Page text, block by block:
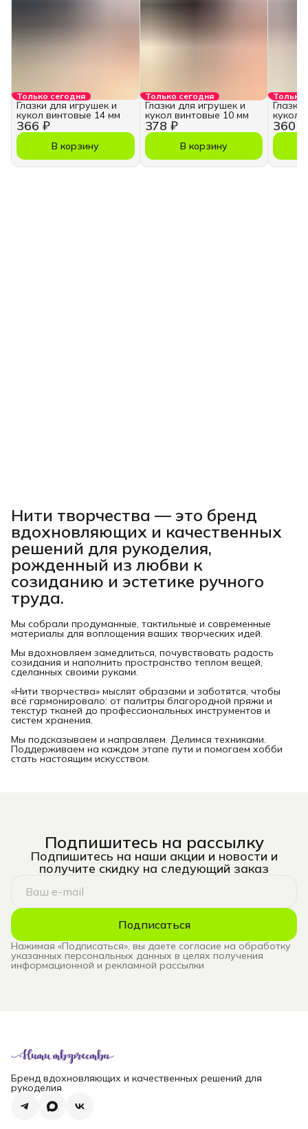
Только сегодня
366 ₽
Глазки для игрушек и
кукол винтовые 14 мм
В корзину
Только сегодня
378 ₽
Глазки для игрушек и
кукол винтовые 10 мм
В корзину
Только
360 ₽
кукол
Нити творчества — это бренд
вдохновляющих и качественных
решений для рукоделия,
рожденный из любви к
созиданию и эстетике ручного
труда.
Мы собрали продуманные, тактильные и современные
материалы для воплощения ваших творческих идей.
Мы вдохновляем замедлиться, почувствовать радость
созидания и наполнить пространство теплом вещей,
сделанных своими руками.
«Нити творчества» мыслят образами и заботятся, чтобы
всё гармонировало: от палитры благородной пряжи и
текстур тканей до профессиональных инструментов и
систем хранения.
Мы подсказываем и направляем. Делимся техниками.
Поддерживаем на каждом этапе пути и помогаем хобби
стать настоящим искусством.
Подпишитесь на рассылку
Подпишитесь на наши акции и новости и
получите скидку на следующий заказ
Подписаться
Нажимая «Подписаться», вы даете согласие на обработку
указанных персональных данных в целях получения
информационной и рекламной рассылки
Бренд вдохновляющих и качественных решений для
рукоделия